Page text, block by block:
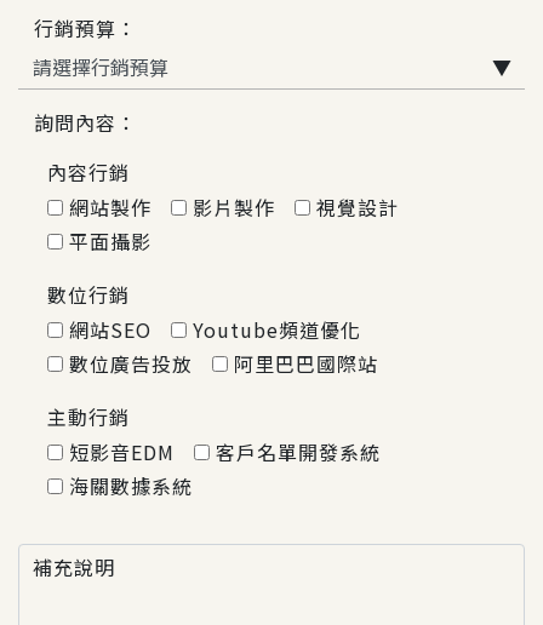
行銷預算：
▼
詢問內容：
內容行銷
網站製作
影片製作
視覺設計
平面攝影
數位行銷
網站SEO
Youtube頻道優化
數位廣告投放
阿里巴巴國際站
主動行銷
短影音EDM
客戶名單開發系統
海關數據系統
補充說明